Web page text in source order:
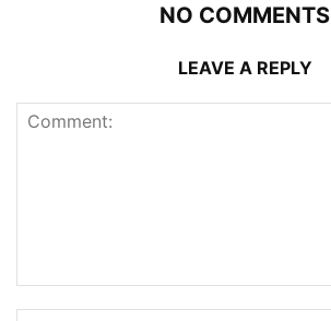
NO COMMENTS
LEAVE A REPLY